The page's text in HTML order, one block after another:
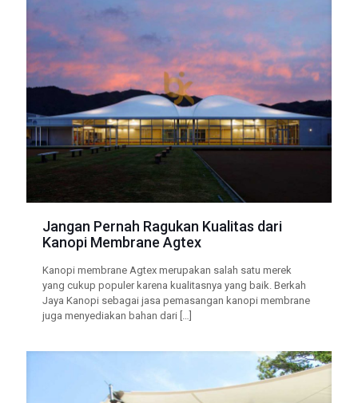
Jangan Pernah Ragukan Kualitas dari
Kanopi Membrane Agtex
Kanopi membrane Agtex merupakan salah satu merek
yang cukup populer karena kualitasnya yang baik. Berkah
Jaya Kanopi sebagai jasa pemasangan kanopi membrane
juga menyediakan bahan dari […]